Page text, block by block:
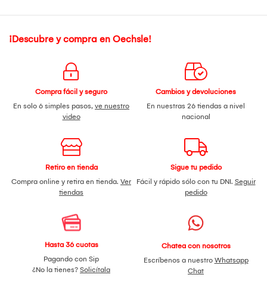
¡Descubre y compra en Oechsle!
Compra fácil y seguro
En solo 6 simples pasos, ve nuestro
video
Cambios y devoluciones
En nuestras 26 tiendas a nivel
nacional
Retiro en tienda
Compra online y retira en tienda. Ver
tiendas
Sigue tu pedido
Fácil y rápido sólo con tu DNI. Seguir
pedido
Hasta 36 cuotas
Pagando con Sip
¿No la tienes? Solicítala
Chatea con nosotros
Escríbenos a nuestro Whatsapp
Chat